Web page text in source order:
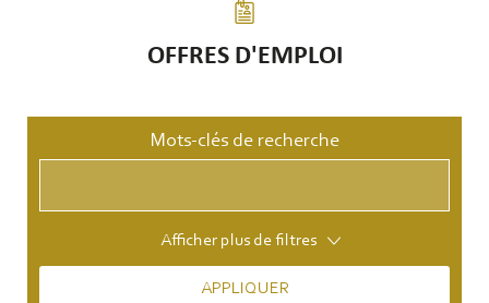
OFFRES D'EMPLOI
Mots-clés de recherche
Afficher plus de filtres